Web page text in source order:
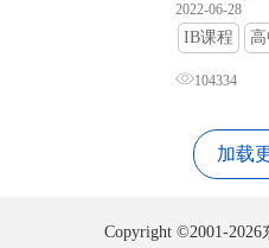
2022-06-28
IB课程
104334
加载
Copyright ©2001-